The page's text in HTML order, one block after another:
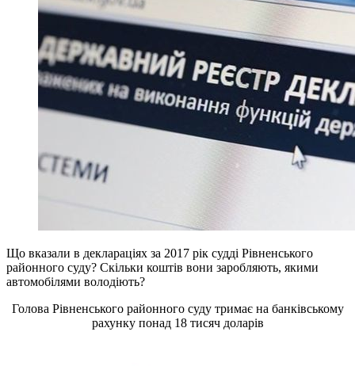
Що вказали в деклараціях за 2017 рік судді Рівненського
районного суду? Скільки коштів вони заробляють, якими
автомобілями володіють?
Голова Рівненського районного суду тримає на банківському
рахунку понад 18 тисяч доларів